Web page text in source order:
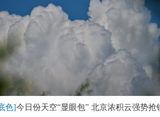
色]今日份天空“显眼包” 北京浓积云强势抢